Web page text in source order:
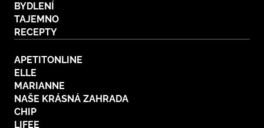
BYDLENÍ
TAJEMNO
RECEPTY
APETITONLINE
ELLE
MARIANNE
NAŠE KRÁSNÁ ZAHRADA
CHIP
LIFEE